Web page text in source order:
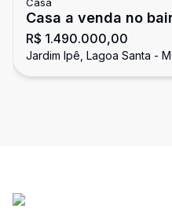
Casa a venda no
Lagoa Santa MG
R$ 1.490.000,00
Jardim Ipê, Lagoa Santa -